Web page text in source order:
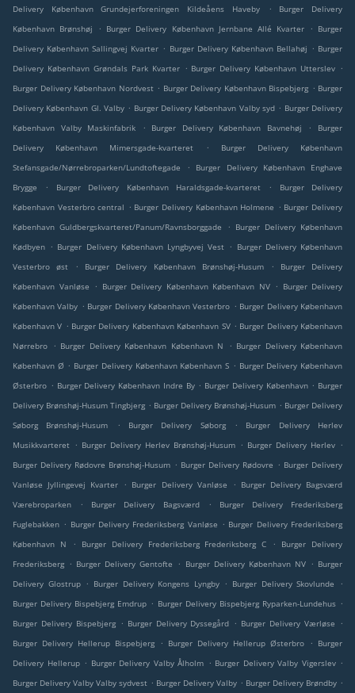
Delivery København Grundejerforeningen Kildeåens Haveby
.
Burger Delivery
København Brønshøj
. Burger Delivery København Jernbane Allé Kvarter . Burger
Delivery København Sallingvej Kvarter . Burger Delivery København Bellahøj . Burger
Delivery København Grøndals Park Kvarter . Burger Delivery København Utterslev .
Burger Delivery København Nordvest . Burger Delivery København Bispebjerg . Burger
Delivery København Gl. Valby . Burger Delivery København Valby syd . Burger Delivery
København Valby Maskinfabrik
. Burger Delivery København Bavnehøj .
Burger
Delivery København Mimersgade-kvarteret
.
Burger Delivery København
Stefansgade/Nørrebroparken/Lundtoftegade
.
Burger Delivery København Enghave
Brygge
. Burger Delivery København Haraldsgade-kvarteret .
Burger Delivery
København Vesterbro central . Burger Delivery København Holmene . Burger Delivery
København Guldbergskvarteret/Panum/Ravnsborggade
. Burger Delivery København
Kødbyen . Burger Delivery København Lyngbyvej Vest . Burger Delivery København
Vesterbro øst
. Burger Delivery København Brønshøj-Husum .
Burger Delivery
København Vanløse
. Burger Delivery København København NV . Burger Delivery
København Valby . Burger Delivery København Vesterbro . Burger Delivery København
København V . Burger Delivery København København SV . Burger Delivery København
Nørrebro
. Burger Delivery København København N . Burger Delivery København
København Ø . Burger Delivery København København S . Burger Delivery København
Østerbro . Burger Delivery København Indre By . Burger Delivery København . Burger
Delivery Brønshøj-Husum Tingbjerg . Burger Delivery Brønshøj-Husum . Burger Delivery
Søborg Brønshøj-Husum
. Burger Delivery Søborg .
Burger Delivery Herlev
Musikkvarteret . Burger Delivery Herlev Brønshøj-Husum . Burger Delivery Herlev .
Burger Delivery Rødovre Brønshøj-Husum . Burger Delivery Rødovre . Burger Delivery
Vanløse Jyllingevej Kvarter
. Burger Delivery Vanløse . Burger Delivery Bagsværd
Værebroparken
. Burger Delivery Bagsværd .
Burger Delivery Frederiksberg
Fuglebakken . Burger Delivery Frederiksberg Vanløse . Burger Delivery Frederiksberg
København N
. Burger Delivery Frederiksberg Frederiksberg C .
Burger Delivery
Frederiksberg . Burger Delivery Gentofte . Burger Delivery København NV . Burger
Delivery Glostrup . Burger Delivery Kongens Lyngby . Burger Delivery Skovlunde
.
Burger Delivery Bispebjerg Emdrup . Burger Delivery Bispebjerg Ryparken-Lundehus .
Burger Delivery Bispebjerg . Burger Delivery Dyssegård . Burger Delivery Værløse
.
Burger Delivery Hellerup Bispebjerg
. Burger Delivery Hellerup Østerbro . Burger
Delivery Hellerup . Burger Delivery Valby Ålholm . Burger Delivery Valby Vigerslev .
Burger Delivery Valby Valby sydvest . Burger Delivery Valby . Burger Delivery Brøndby .